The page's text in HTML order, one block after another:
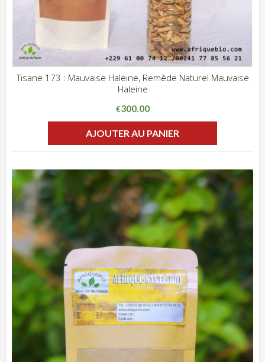
Tisane 173 : Mauvaise Haleine, Remède Naturel Mauvaise
Haleine
€300.00
AJOUTER AU PANIER